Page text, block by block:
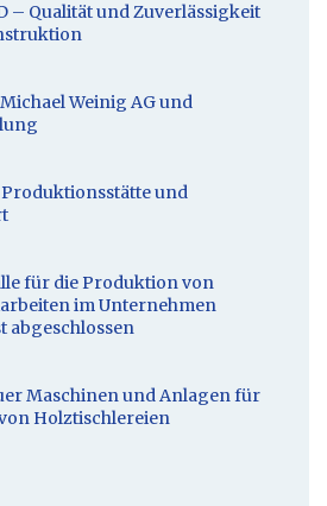
– Qualität und Zuverlässigkeit
Weinig AG und
und
für die Produktion von
im Unternehmen
abgeschlossen
Maschinen und Anlagen für
Holztischlereien